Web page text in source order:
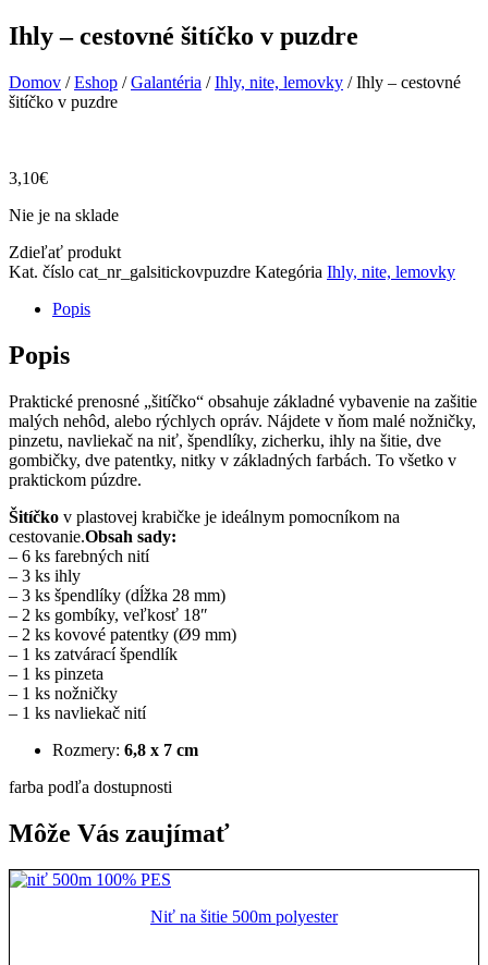
Ihly – cestovné šitíčko v puzdre
Domov /Eshop /Galantéria /Ihly, nite, lemovky / Ihly – cestovné
šitíčko v puzdre
3,10€
Nie je na sklade
Zdieľať produkt
Kat. číslo cat_nr_galsitickovpuzdre Kategória Ihly, nite, lemovky
Popis
Popis
Praktické prenosné „šitíčko“ obsahuje základné vybavenie na zašitie
malých nehôd, alebo rýchlych opráv. Nájdete v ňom malé nožničky,
pinzetu, navliekač na niť, špendlíky, zicherku, ihly na šitie, dve
gombičky, dve patentky, nitky v základných farbách. To všetko v
praktickom púzdre.
Šitíčko v plastovej krabičke je ideálnym pomocníkom na
cestovanie.Obsah sady:
– 6 ks farebných nití
– 3 ks ihly
– 3 ks špendlíky (dĺžka 28 mm)
– 2 ks gombíky, veľkosť 18″
– 2 ks kovové patentky (Ø9 mm)
– 1 ks zatvárací špendlík
– 1 ks pinzeta
– 1 ks nožničky
– 1 ks navliekač nití
Rozmery: 6,8 x 7 cm
farba podľa dostupnosti
Môže Vás zaujímať
Niť na šitie 500m polyester